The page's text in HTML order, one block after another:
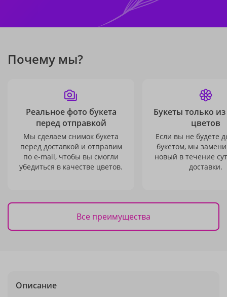
Почему мы?
Реальное фото букета
перед отправкой
Мы сделаем снимок букета
перед доставкой и отправим
по e-mail, чтобы вы смогли
убедиться в качестве цветов.
Букеты только
цветов
Если вы не будете
букетом, мы
новый в течение
доставки.
Все преимущества
Описание